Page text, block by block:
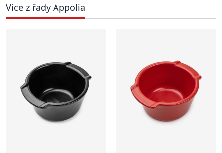
Více z řady Appolia